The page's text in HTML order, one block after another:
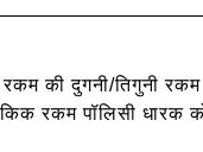
रकम की दुगनी/तिगुनी
रकम पॉलिसी धारक